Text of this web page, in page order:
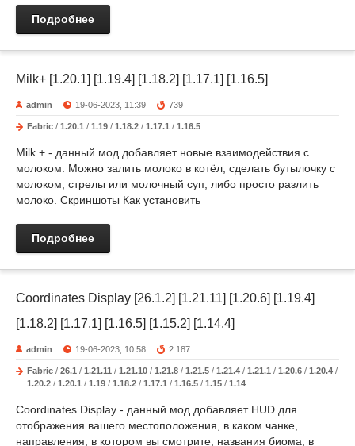
Подробнее
Milk+ [1.20.1] [1.19.4] [1.18.2] [1.17.1] [1.16.5]
admin 19-06-2023, 11:39 739
Fabric / 1.20.1 / 1.19 / 1.18.2 / 1.17.1 / 1.16.5
Milk + - данный мод добавляет новые взаимодействия с
молоком. Можно залить молоко в котёл, сделать бутылочку с
молоком, стрелы или молочный суп, либо просто разлить
молоко. Скриншоты Как установить
Подробнее
Coordinates Display [26.1.2] [1.21.11] [1.20.6] [1.19.4]
[1.18.2] [1.17.1] [1.16.5] [1.15.2] [1.14.4]
admin 19-06-2023, 10:58 2 187
Fabric / 26.1 / 1.21.11 / 1.21.10 / 1.21.8 / 1.21.5 / 1.21.4 / 1.21.1 / 1.20.6 / 1.20.4 /
1.20.2 / 1.20.1 / 1.19 / 1.18.2 / 1.17.1 / 1.16.5 / 1.15 / 1.14
Coordinates Display - данный мод добавляет HUD для
отображения вашего местоположения, в каком чанке,
направления, в котором вы смотрите, названия биома, в